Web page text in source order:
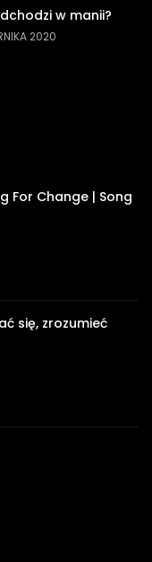
w manii?
2020
For Change | Song
się, zrozumieć